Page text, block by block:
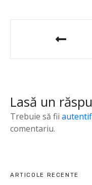
g
a
e
Lasă un
Trebuie să fii
comentariu.
ARTICOLE RECENTE